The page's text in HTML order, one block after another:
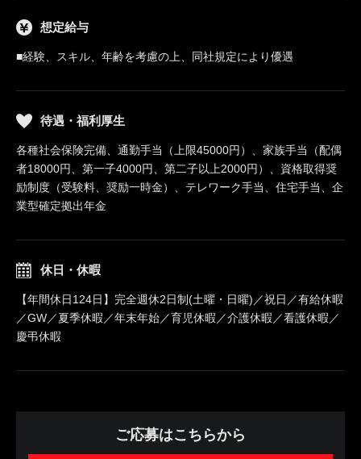
想定給与
■経験、スキル、年齢を考慮の上、同社規定により優遇
待遇・福利厚生
各種社会保険完備、通勤手当（上限45000円）、家族手当（配偶
者18000円、第一子4000円、第二子以上2000円）、資格取得奨
励制度（受験料、奨励一時金）、テレワーク手当、住宅手当、企
業型確定拠出年金
休日・休暇
【年間休日124日】完全週休2日制(土曜・日曜)／祝日／有給休暇
／GW／夏季休暇／年末年始／育児休暇／介護休暇／看護休暇／
慶弔休暇
ご応募はこちらから